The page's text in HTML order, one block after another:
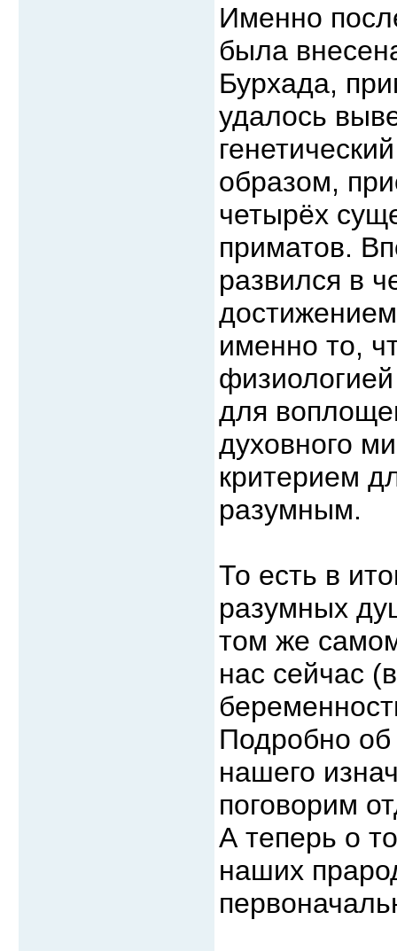
Именно
была
Бурхада,
удалось
образом,
четырёх
приматов.
развился в
именно то,
для
духовного
критерием
разумным.
То есть в
разумных
том же
нас сейчас
Подробно
нашего
поговорим
А теперь о
наших